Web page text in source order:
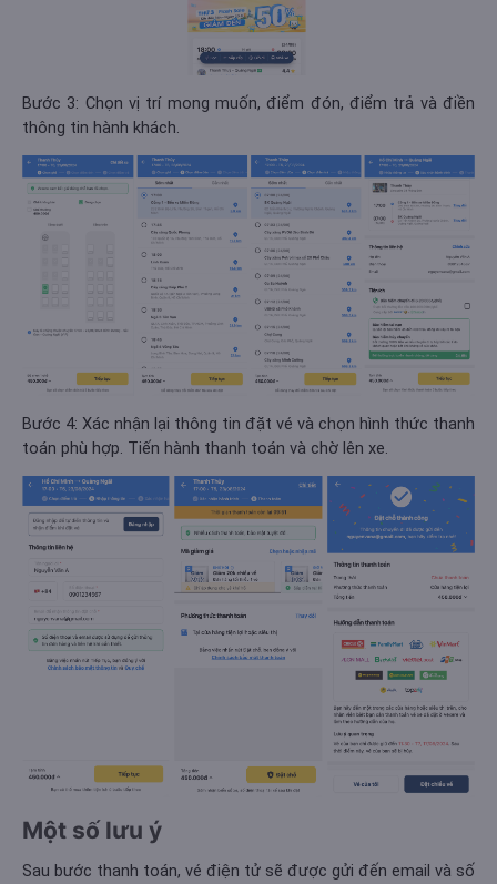
Bước 3: Chọn vị trí mong muốn, điểm đón, điểm trả và điền
thông tin hành khách.
Bước 4: Xác nhận lại thông tin đặt vé và chọn hình thức thanh
toán phù hợp. Tiến hành thanh toán và chờ lên xe.
Một số lưu ý
Sau bước thanh toán, vé điện tử sẽ được gửi đến email và số